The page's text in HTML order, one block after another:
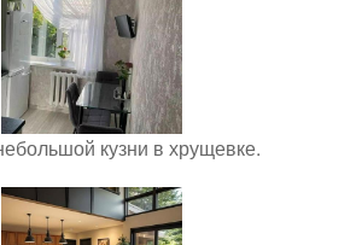
кузни в хрущевке.